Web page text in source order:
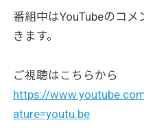
番組中はYouTubeのコ
きます。
ご視聴はこちらから
https://
ature=youtu.be